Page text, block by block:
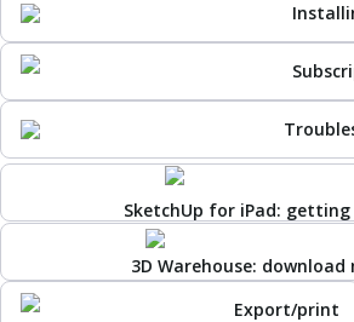
SketchUp for iPad:
3D Warehouse: download
Export/print